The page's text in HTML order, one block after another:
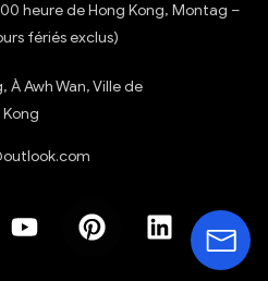
heure de Hong Kong, Montag –
fériés exclus)
À Awh Wan, Ville de